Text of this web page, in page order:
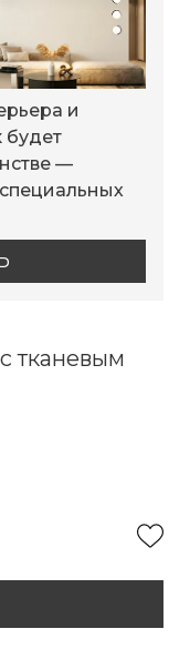
и
будет
—
тканевым